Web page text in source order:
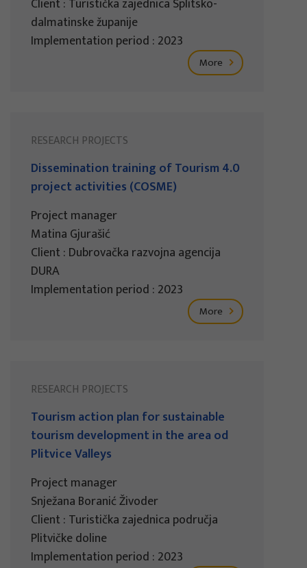
dalmatinske županije
Implementation period : 2023
More
RESEARCH PROJECTS
Dissemination training of Tourism 4.0
project activities (COSME)
Project manager
Matina Gjurašić
Client : Dubrovačka razvojna agencija
DURA
Implementation period : 2023
More
RESEARCH PROJECTS
Tourism action plan for sustainable
tourism development in the area od
Plitvice Valleys
Project manager
Snježana Boranić Živoder
Client : Turistička zajednica područja
Plitvičke doline
Implementation period : 2023